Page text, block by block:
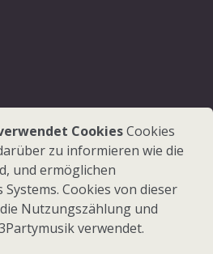
CookiesCookies
zu informieren wie die
und ermöglichen
Cookies von dieser
Nutzungszählung und
verwendet.